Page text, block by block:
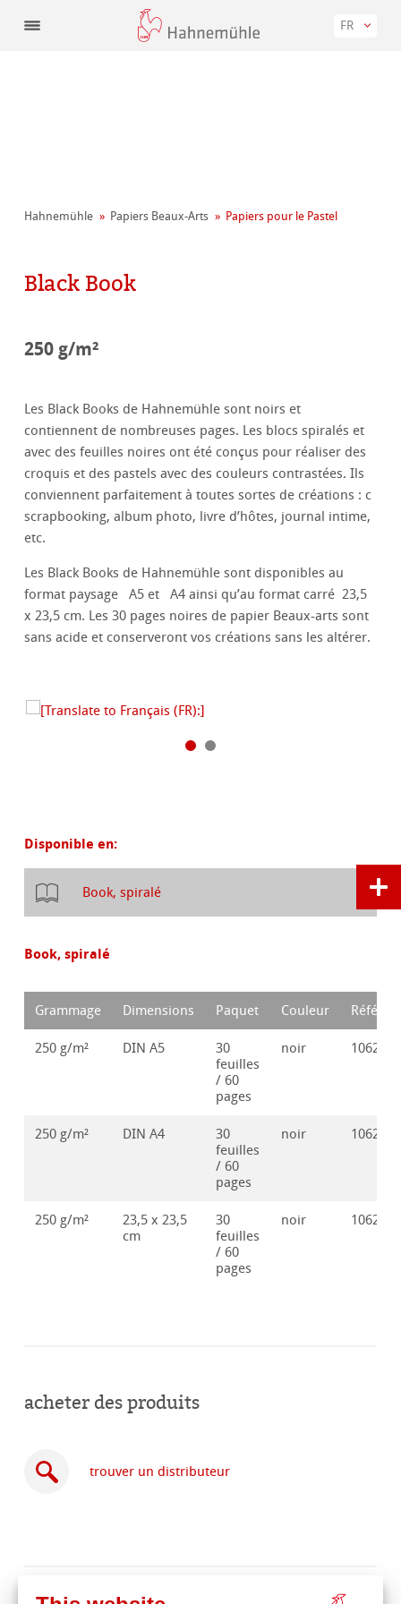
FR
Hahnemühle Papiers Beaux-Arts Papiers pour le Pastel
Black Book
250 g/m²
Les Black Books de Hahnemühle sont noirs et
contiennent de nombreuses pages. Les blocs spiralés et
avec des feuilles noires ont été conçus pour réaliser des
croquis et des pastels avec des couleurs contrastées. Ils
conviennent parfaitement à toutes sortes de créations : c
scrapbooking, album photo, livre d’hôtes, journal intime,
etc.
Les Black Books de Hahnemühle sont disponibles au
format paysage A5 et A4 ainsi qu’au format carré 23,5
x 23,5 cm. Les 30 pages noires de papier Beaux-arts sont
sans acide et conserveront vos créations sans les altérer.
Disponible en:
Book, spiralé
Book, spiralé
Grammage Dimensions Paquet Couleur
250 g/m² DIN A5
30
feuilles
/ 60
pages
noir
250 g/m² DIN A4
30
feuilles
/ 60
pages
noir
250 g/m²
23,5 x 23,5
cm
30
feuilles
/ 60
pages
noir
acheter des produits
trouver un distributeur